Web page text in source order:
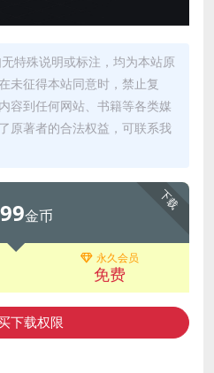
特殊说明或标注，均为本站原
未征得本站同意时，禁止复
容到任何网站、书籍等各类媒
原著者的合法权益，可联系我
下载
99金币
永久会员
免费
下载权限